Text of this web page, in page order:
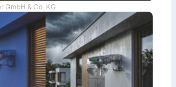
GmbH & Co. KG